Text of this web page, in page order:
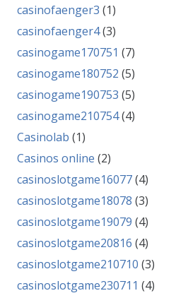
casinofaenger3 (1)
casinofaenger4(3)
casinogame170751 (7)
casinogame180752 (5)
casinogame190753 (5)
casinogame210754(4)
Casinolab (1)
Casinos online (2)
casinoslotgame16077(4)
casinoslotgame18078 (3)
casinoslotgame19079 (4)
casinoslotgame20816 (4)
casinoslotgame210710 (3)
casinoslotgame230711 (4)